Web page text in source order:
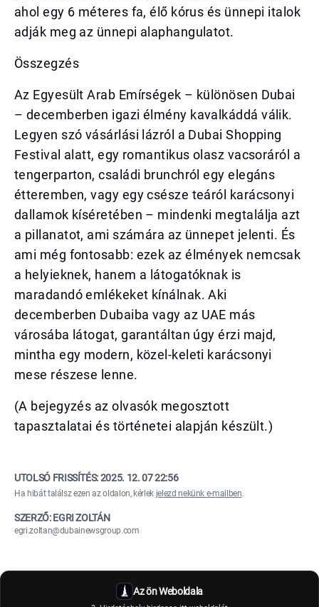
ahol egy 6 méteres fa, élő kórus és ünnepi italok
adják meg az ünnepi alaphangulatot.
Összegzés
Az Egyesült Arab Emírségek – különösen Dubai
– decemberben igazi élmény kavalkáddá válik.
Legyen szó vásárlási lázról a Dubai Shopping
Festival alatt, egy romantikus olasz vacsoráról a
tengerparton, családi brunchról egy elegáns
étteremben, vagy egy csésze teáról karácsonyi
dallamok kíséretében – mindenki megtalálja azt
a pillanatot, ami számára az ünnepet jelenti. És
ami még fontosabb: ezek az élmények nemcsak
a helyieknek, hanem a látogatóknak is
maradandó emlékeket kínálnak. Aki
decemberben Dubaiba vagy az UAE más
városába látogat, garantáltan úgy érzi majd,
mintha egy modern, közel-keleti karácsonyi
mese részese lenne.
(A bejegyzés az olvasók megosztott
tapasztalatai és történetei alapján készült.)
UTOLSÓ FRISSÍTÉS:2025. 12. 07 22:56
Ha hibát találsz ezen az oldalon, kérlek jelezd nekünk e-mailben.
SZERZŐ: EGRI ZOLTÁN
egri.zoltan@dubainewsgroup.com
Az ön Weboldala